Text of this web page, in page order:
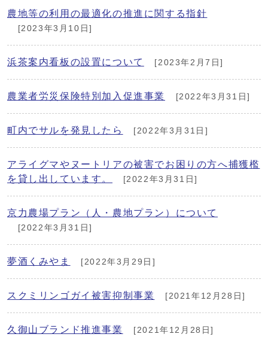
農地等の利用の最適化の推進に関する指針
[2023年3月10日]
浜茶案内看板の設置について [2023年2月7日]
農業者労災保険特別加入促進事業 [2022年3月31日]
町内でサルを発見したら [2022年3月31日]
アライグマやヌートリアの被害でお困りの方へ捕獲檻
を貸し出しています。
[2022年3月31日]
京力農場プラン（人・農地プラン）について
[2022年3月31日]
夢酒くみやま [2022年3月29日]
スクミリンゴガイ被害抑制事業 [2021年12月28日]
久御山ブランド推進事業 [2021年12月28日]